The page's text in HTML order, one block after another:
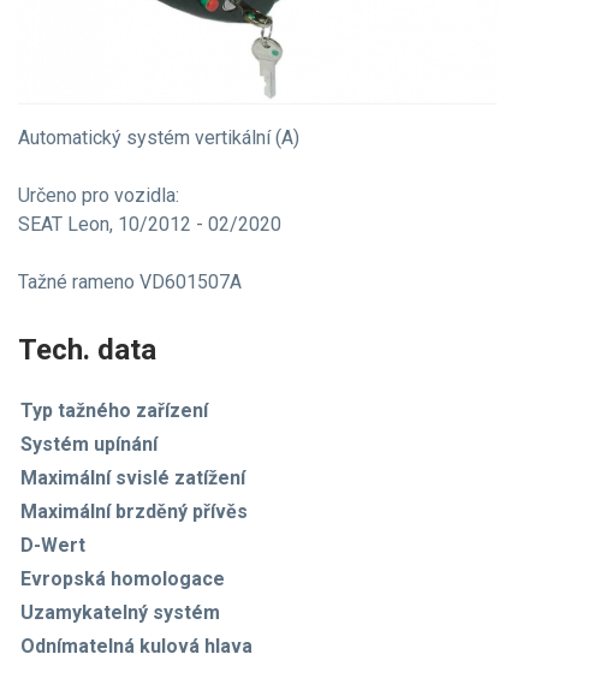
Automatický systém vertikální (A)
Určeno pro vozidla:
SEAT Leon, 10/2012 - 02/2020
Tažné rameno VD601507A
Tech. data
Typ tažného zařízení
Systém upínání
Maximální svislé zatížení
Maximální brzděný přívěs
D-Wert
Evropská homologace
Uzamykatelný systém
Odnímatelná kulová hlava